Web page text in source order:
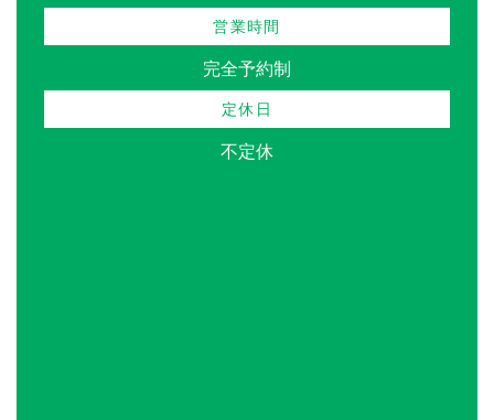
営業時間
完全予約制
定休日
不定休